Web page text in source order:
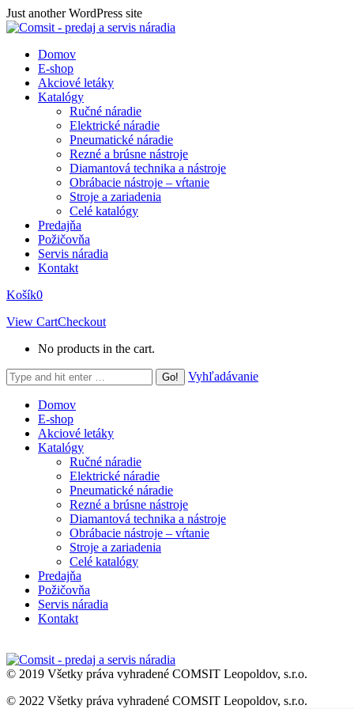
Skip
to
Just another WordPress site
Domov
E-shop
Akciové letáky
Katalógy
Ručné náradie
Elektrické náradie
Pneumatické náradie
Rezné a brúsne nástroje
Diamantová technika a nástroje
Obrábacie nástroje – vŕtanie
Stroje a zariadenia
Celé katalógy
Predajňa
Požičovňa
Servis náradia
Kontakt
Košík0
View CartCheckout
No products in the cart.
Search:
Vyhľadávanie
Domov
E-shop
Akciové letáky
Katalógy
Ručné náradie
Elektrické náradie
Pneumatické náradie
Rezné a brúsne nástroje
Diamantová technika a nástroje
Obrábacie nástroje – vŕtanie
Stroje a zariadenia
Celé katalógy
Predajňa
Požičovňa
Servis náradia
Kontakt
© 2019 Všetky práva vyhradené COMSIT Leopoldov, s.r.o.
© 2022 Všetky práva vyhradené COMSIT Leopoldov, s.r.o.